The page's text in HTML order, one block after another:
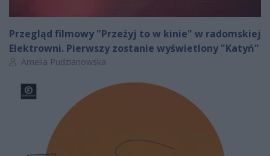
Przegląd filmowy "Przeżyj to w kinie" w radomskiej
Elektrowni. Pierwszy zostanie wyświetlony "Katyń"
Autor artykułu:
Amelia Pudzianowska